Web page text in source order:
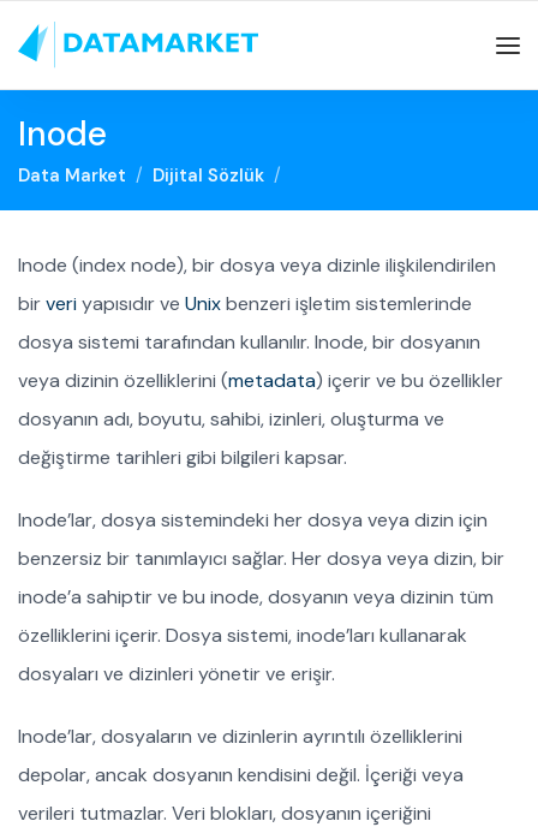
Inode
Data Market Dijital Sözlük
Inode (index node), bir dosya veya dizinle ilişkilendirilen
birveriyapısıdır ve Unixbenzeri işletim sistemlerinde
dosya sistemi tarafından kullanılır. Inode, bir dosyanın
veya dizinin özelliklerini (metadata) içerir ve bu özellikler
dosyanın adı, boyutu, sahibi, izinleri, oluşturma ve
değiştirme tarihleri gibi bilgileri kapsar.
Inode’lar, dosya sistemindeki her dosya veya dizin için
benzersiz bir tanımlayıcı sağlar. Her dosya veya dizin, bir
inode’a sahiptir ve bu inode, dosyanın veya dizinin tüm
özelliklerini içerir. Dosya sistemi, inode’ları kullanarak
dosyaları ve dizinleri yönetir ve erişir.
Inode’lar, dosyaların ve dizinlerin ayrıntılı özelliklerini
depolar, ancak dosyanın kendisini değil. İçeriği veya
verileri tutmazlar. Veri blokları, dosyanın içeriğini